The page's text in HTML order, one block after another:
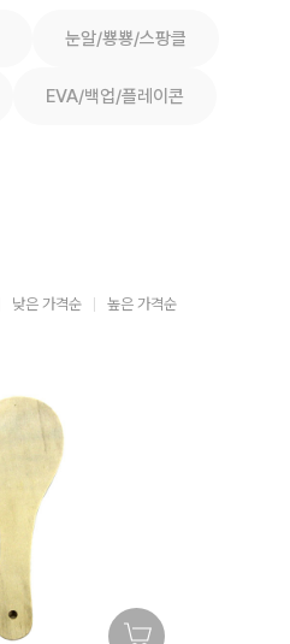
눈알/뿅뿅/스팡클
EVA/백업/플레이콘
낮은 가격순 높은 가격순